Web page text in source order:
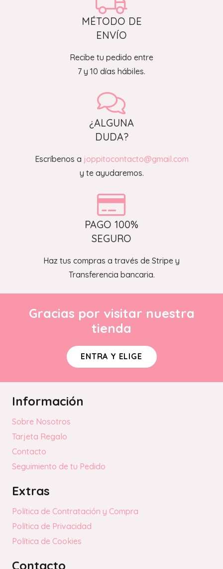
MÉTODO DE
ENVÍO
Recibe tu pedido entre
7 y 10 días hábiles.
¿ALGUNA
DUDA?
Escríbenos a joppitocontacto@gmail.com
y te ayudaremos.
PAGO 100%
SEGURO
Haz tus compras a través de Stripe y
Transferencia bancaria.
Gracias por visitar nuestra
tienda
ENTRA Y ELIGE
Información
Sobre Nosotros
Tarjeta Regalo
Contacto
Seguimiento de tu Pedido
Extras
Política de Contratación y Compra
Política de Privacidad
Política de Cookies
Contacto